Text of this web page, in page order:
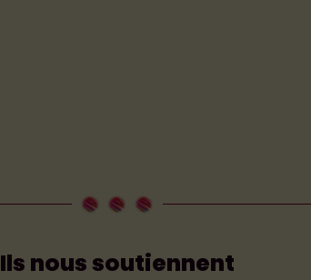
Ils nous soutiennent